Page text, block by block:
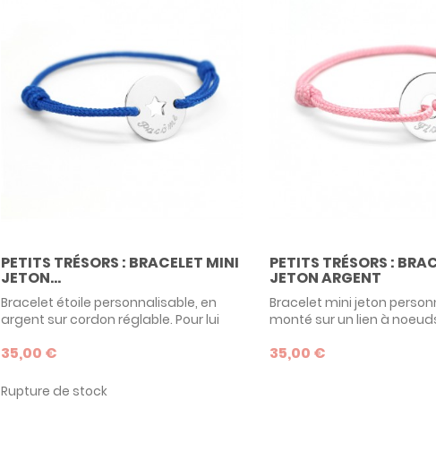
PETITS TRÉSORS : BRACELET MINI
JETON...
Bracelet étoile personnalisable, en
argent sur cordon réglable. Pour lui
enfant ce ravissant bracelet
bijoux Petits Trésors ! En argent 925,
c'est une idée de cadeau original et
35,00 €
Rupture de stock
PETITS TRÉSORS :
JETON ARGENT
Bracelet mini jeton
monté sur un lien à
collection Petits Trésors, il
35,00 €